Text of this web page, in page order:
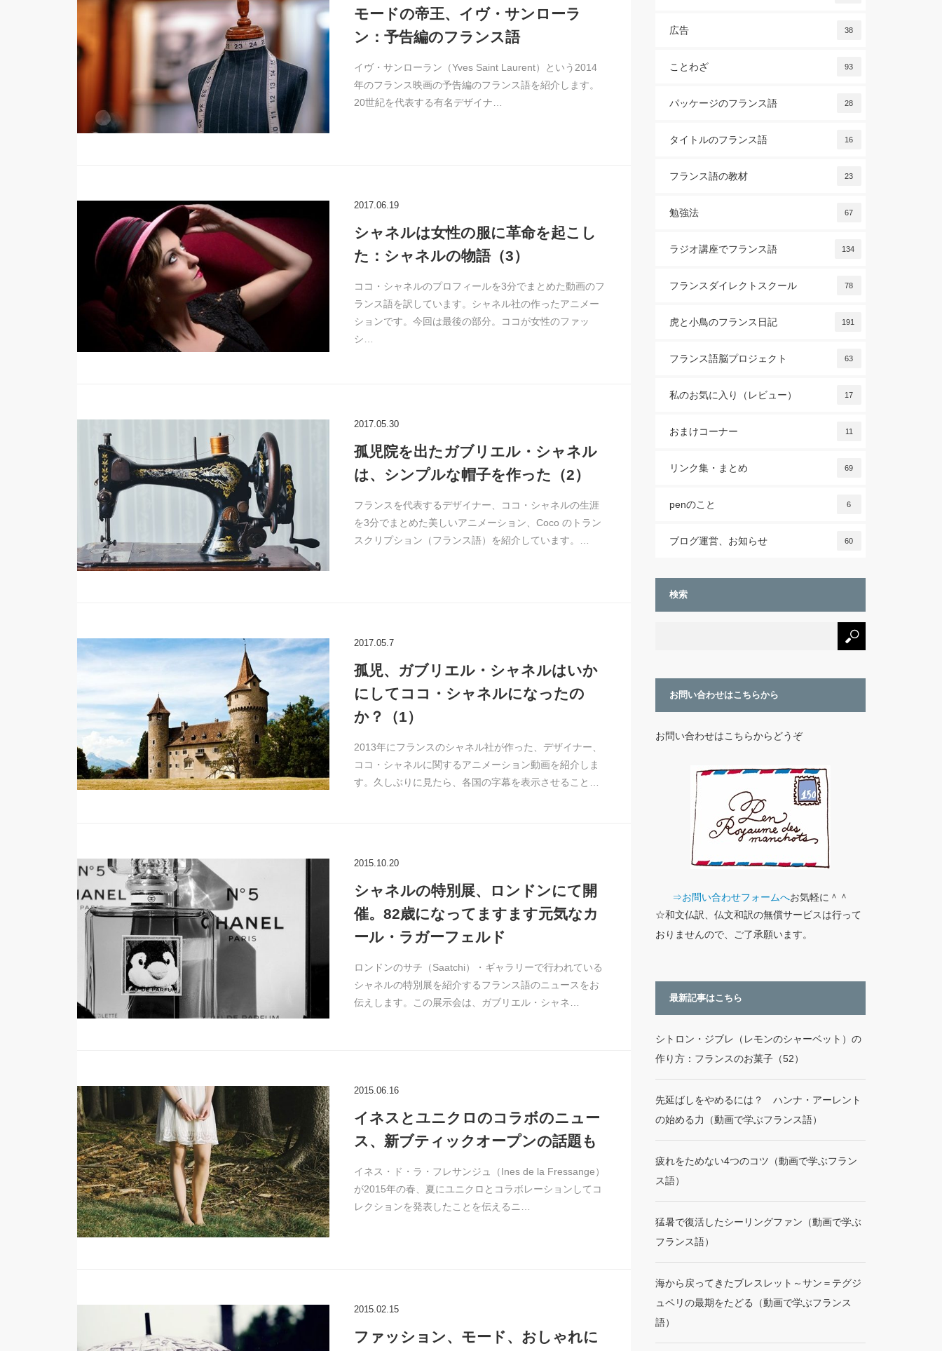
モードの帝王、イヴ・サンローラ
ン：予告編のフランス語
イヴ・サンローラン（Yves Saint Laurent）という2014
年のフランス映画の予告編のフランス語を紹介します。
20世紀を代表する有名デザイナ…
2017.06.19
シャネルは女性の服に革命を起こし
た：シャネルの物語（3）
ココ・シャネルのプロフィールを3分でまとめた動画のフ
ランス語を訳しています。シャネル社の作ったアニメー
ションです。今回は最後の部分。ココが女性のファッ
シ…
2017.05.30
孤児院を出たガブリエル・シャネル
は、シンプルな帽子を作った（2）
フランスを代表するデザイナー、ココ・シャネルの生涯
を3分でまとめた美しいアニメーション、Coco のトラン
スクリプション（フランス語）を紹介しています。…
2017.05.7
孤児、ガブリエル・シャネルはいか
にしてココ・シャネルになったの
か？（1）
2013年にフランスのシャネル社が作った、デザイナー、
ココ・シャネルに関するアニメーション動画を紹介しま
す。久しぶりに見たら、各国の字幕を表示させること…
2015.10.20
シャネルの特別展、ロンドンにて開
催。82歳になってますます元気なカ
ール・ラガーフェルド
ロンドンのサチ（Saatchi）・ギャラリーで行われている
シャネルの特別展を紹介するフランス語のニュースをお
伝えします。この展示会は、ガブリエル・シャネ…
2015.06.16
イネスとユニクロのコラボのニュー
ス、新ブティックオープンの話題も
イネス・ド・ラ・フレサンジュ（Ines de la Fressange）
が2015年の春、夏にユニクロとコラボレーションしてコ
レクションを発表したことを伝えるニ…
2015.02.15
ファッション、モード、おしゃれに
広告 38
ことわざ 93
パッケージのフランス語 28
タイトルのフランス語 16
フランス語の教材 23
勉強法 67
ラジオ講座でフランス語 134
フランスダイレクトスクール 78
虎と小鳥のフランス日記 191
フランス語脳プロジェクト 63
私のお気に入り（レビュー） 17
おまけコーナー 11
リンク集・まとめ 69
penのこと 6
ブログ運営、お知らせ 60
検索
お問い合わせはこちらから
お問い合わせはこちらからどうぞ
⇒お問い合わせフォームへお気軽に＾＾
☆和文仏訳、仏文和訳の無償サービスは行って
おりませんので、ご了承願います。
最新記事はこちら
シトロン・ジブレ（レモンのシャーベット）の
作り方：フランスのお菓子（52）
先延ばしをやめるには？ ハンナ・アーレント
の始める力（動画で学ぶフランス語）
疲れをためない4つのコツ（動画で学ぶフラン
ス語）
猛暑で復活したシーリングファン（動画で学ぶ
フランス語）
海から戻ってきたブレスレット～サン＝テグジ
ュペリの最期をたどる（動画で学ぶフランス
語）